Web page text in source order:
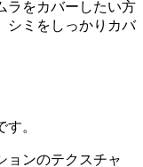
ラをカバーしたい方
シミをしっかりカバ
。